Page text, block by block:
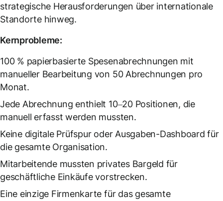
strategische Herausforderungen über internationale
Standorte hinweg.
Kernprobleme:
100 % papierbasierte Spesenabrechnungen mit
manueller Bearbeitung von 50 Abrechnungen pro
Monat.
Jede Abrechnung enthielt 10–20 Positionen, die
manuell erfasst werden mussten.
Keine digitale Prüfspur oder Ausgaben-Dashboard für
die gesamte Organisation.
Mitarbeitende mussten privates Bargeld für
geschäftliche Einkäufe vorstrecken.
Eine einzige Firmenkarte für das gesamte